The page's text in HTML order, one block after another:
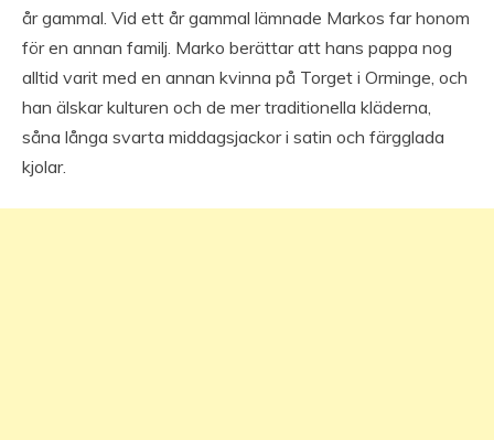
år gammal. Vid ett år gammal lämnade Markos far honom
för en annan familj. Marko berättar att hans pappa nog
alltid varit med en annan kvinna på Torget i Orminge, och
han älskar kulturen och de mer traditionella kläderna,
såna långa svarta middagsjackor i satin och färgglada
kjolar.